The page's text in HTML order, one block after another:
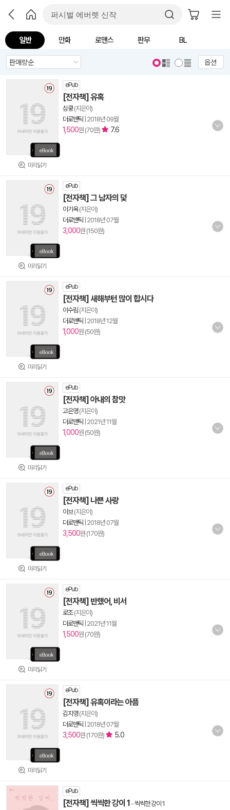
일반 만화 로맨스 판무 BL
옵션
미리읽기
ePub
[전자책] 유혹
심쿵(지은이)
더로맨틱 2018년 09월
1,500원 (70원) 7.6
미리읽기
ePub
[전자책] 그 남자의 덫
이기옥(지은이)
더로맨틱 2018년 07월
3,000원 (150원)
미리읽기
ePub
[전자책] 새해부턴 많이 합시다
이수림 (지은이)
더로맨틱 2018년 12월
1,000원 (50원)
미리읽기
ePub
[전자책] 아내의 참맛
고은영(지은이)
더로맨틱 2021년 11월
1,000원 (50원)
미리읽기
ePub
[전자책] 나쁜 사랑
이브(지은이)
더로맨틱 2018년 07월
3,500원 (170원)
미리읽기
ePub
[전자책] 반했어, 비서
로조(지은이)
더로맨틱 2021년 11월
1,500원 (70원)
미리읽기
ePub
[전자책] 유혹이라는 아픔
김지영(지은이)
더로맨틱 2018년 07월
3,500원 (170원) 5.0
ePub
[전자책] 씩씩한 강이 1 -씩씩한 강이 1